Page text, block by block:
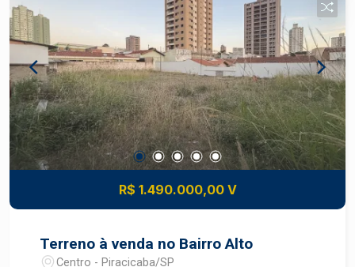
bairro planejado com acesso fácil a rodovias e
constante de comércio e residências novas, boa
perspectiva de ganho patrimonial Conveniência:
proximidade de escolas, supermercados,
transportes, serviços e lazer comunitário
Construa o imóvel dos seus sonhos com
segurança e excelente potencial de valorização.
Construa seu futuro com quem é agente de
desenvolvimento do mercado imobiliário de
Piracicaba. Agende sua visita.
R$ 1.490.000,00 V
Terreno à venda no Bairro Alto
Centro - Piracicaba/SP